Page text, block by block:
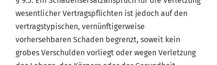
wesentlicher Vertragspflichten ist jedoch auf den
vertragstypischen, vernünftigerweise
vorhersehbaren Schaden begrenzt, soweit kein
grobes Verschulden vorliegt oder wegen Verletzung